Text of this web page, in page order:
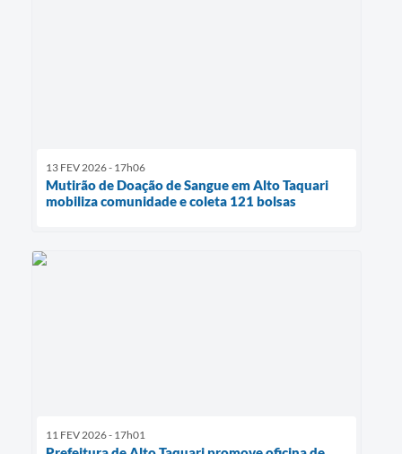
13 FEV 2026 - 17h06
Mutirão de Doação de Sangue em Alto Taquari
mobiliza comunidade e coleta 121 bolsas
11 FEV 2026 - 17h01